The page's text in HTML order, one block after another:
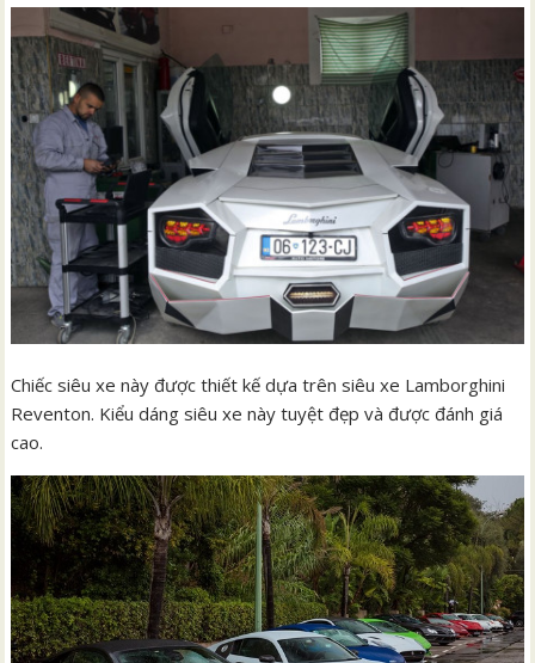
Chiếc siêu xe này được thiết kế dựa trên siêu xe Lamborghini
Reventon. Kiểu dáng siêu xe này tuyệt đẹp và được đánh giá
cao.